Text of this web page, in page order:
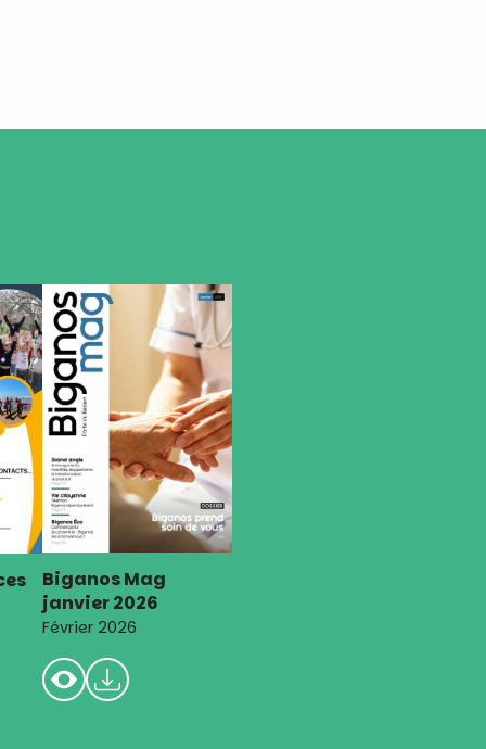
Biganos Mag
janvier 2026
Février 2026